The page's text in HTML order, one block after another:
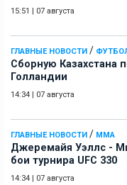
15:51 | 07 августа
ГЛАВНЫЕ НОВОСТИ /
Сборную Казахстана
Голландии
14:34 | 07 августа
ГЛАВНЫЕ НОВОСТИ / ММА
Джеремайя Уэллс -
бои турнира UFC 330
14:34 | 07 августа